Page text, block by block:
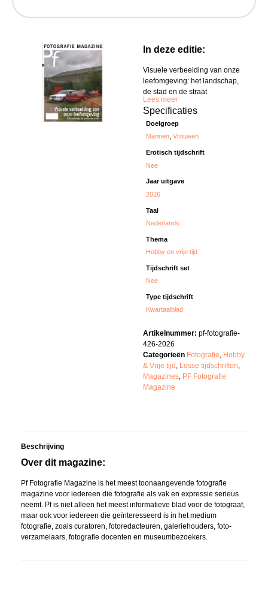
In deze editie:
Visuele verbeelding van onze
leefomgeving: het landschap,
de stad en de straat
Lees meer
Specificaties
Doelgroep
Mannen,Vrouwen
Erotisch tijdschrift
Nee
Jaar uitgave
2026
Taal
Nederlands
Thema
Hobby en vrije tijd
Tijdschrift set
Nee
Type tijdschrift
Kwartaalblad
Artikelnummer: pf-fotografie-
426-2026
Categorieën Fotografie, Hobby
& Vrije tijd , Losse tijdschriften,
Magazines, PF Fotografie
Magazine
Beschrijving
Over dit magazine:
Pf Fotografie Magazine is het meest toonaangevende fotografie
magazine voor iedereen die fotografie als vak en expressie serieus
neemt. Pf is niet alleen het meest informatieve blad voor de fotograaf,
maar ook voor iedereen die geïnteresseerd is in het medium
fotografie, zoals curatoren, fotoredacteuren, galeriehouders, foto-
verzamelaars, fotografie docenten en museumbezoekers.